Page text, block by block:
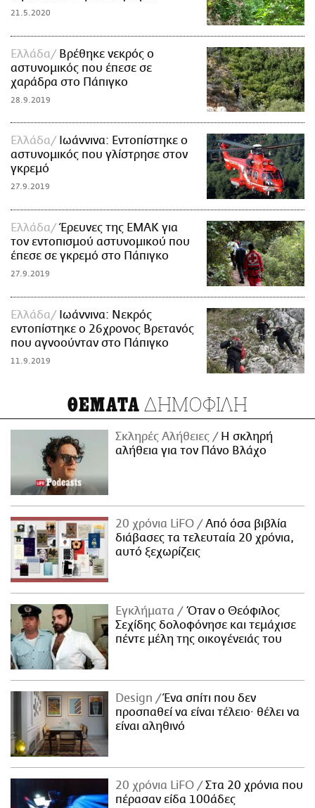
21.5.2020
Ελλάδα
Βρέθηκε νεκρός ο
αστυνομικός που έπεσε σε
χαράδρα στο Πάπιγκο
28.9.2019
Ελλάδα
Ιωάννινα: Εντοπίστηκε ο
αστυνομικός που γλίστρησε στον
γκρεμό
27.9.2019
Ελλάδα
Έρευνες της ΕΜΑΚ για
τον εντοπισμού αστυνομικού που
έπεσε σε γκρεμό στο Πάπιγκο
27.9.2019
Ελλάδα
Ιωάννινα: Νεκρός
εντοπίστηκε ο 26χρονος Βρετανός
που αγνοούνταν στο Πάπιγκο
11.9.2019
ΘΕΜΑΤΑ ΔΗΜΟΦΙΛΗ
Σκληρές Αλήθειες
H σκληρή
αλήθεια για τον Πάνο Βλάχο
20 χρόνια LiFO
Από όσα βιβλία
διάβασες τα τελευταία 20 χρόνια,
αυτό ξεχωρίζεις
Εγκλήματα
Όταν ο Θεόφιλος
Σεχίδης δολοφόνησε και τεμάχισε
πέντε μέλη της οικογένειάς του
Design
Ένα σπίτι που δεν
προσπαθεί να είναι τέλειο· θέλει να
είναι αληθινό
20 χρόνια LiFO
Στα 20 χρόνια που
πέρασαν είδα 100άδες